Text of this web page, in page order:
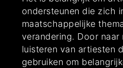
ondersteunen die zich
maatschappelijke
verandering. Door naar
luisteren van artiesten
gebruiken om